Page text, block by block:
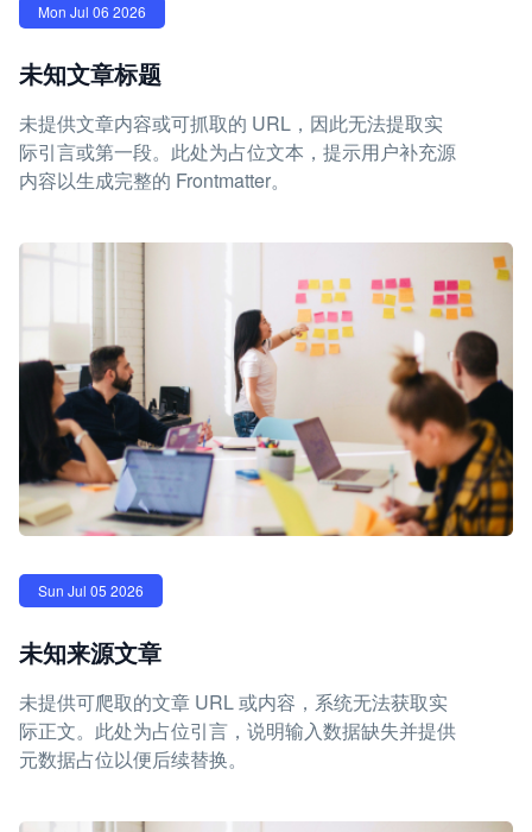
Mon Jul 06 2026
未知文章标题
未提供文章内容或可抓取的 URL，因此无法提取实
际引言或第一段。此处为占位文本，提示用户补充源
内容以生成完整的 Frontmatter。
Sun Jul 05 2026
未知来源文章
未提供可爬取的文章 URL 或内容，系统无法获取实
际正文。此处为占位引言，说明输入数据缺失并提供
元数据占位以便后续替换。